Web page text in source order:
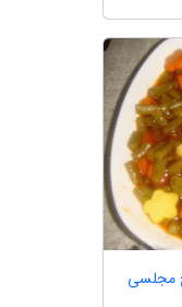
مجلسی